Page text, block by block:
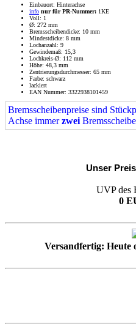
Einbauort: Hinterachse
info nur für PR-Nummer: 1KE
Voll: 1
Ø: 272 mm
Bremsscheibendicke: 10 mm
Mindestdicke: 8 mm
Lochanzahl: 9
Gewindemaß: 15,3
Lochkreis-Ø: 112 mm
Höhe: 48,3 mm
Zentrierungsdurchmesser: 65 mm
Farbe: schwarz
lackiert
EAN Nummer: 3322938101459
Bremsscheibenpreise sind
Achse immerzwei
Unser
UVP des
0
Versandfertig: Heute